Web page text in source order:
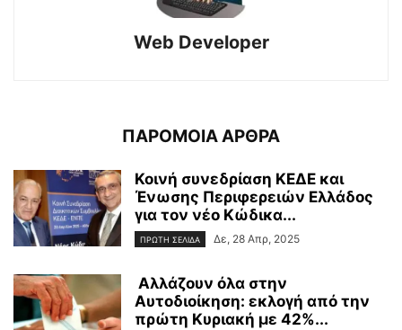
Web Developer
ΠΑΡΟΜΟΙΑ ΑΡΘΡΑ
Κοινή συνεδρίαση ΚΕΔΕ και
Ένωσης Περιφερειών Ελλάδος
για τον νέο Κώδικα...
ΠΡΩΤΗ ΣΕΛΙΔΑ Δε, 28 Απρ, 2025
Αλλάζουν όλα στην
Αυτοδιοίκηση: εκλογή από την
πρώτη Κυριακή με 42%...